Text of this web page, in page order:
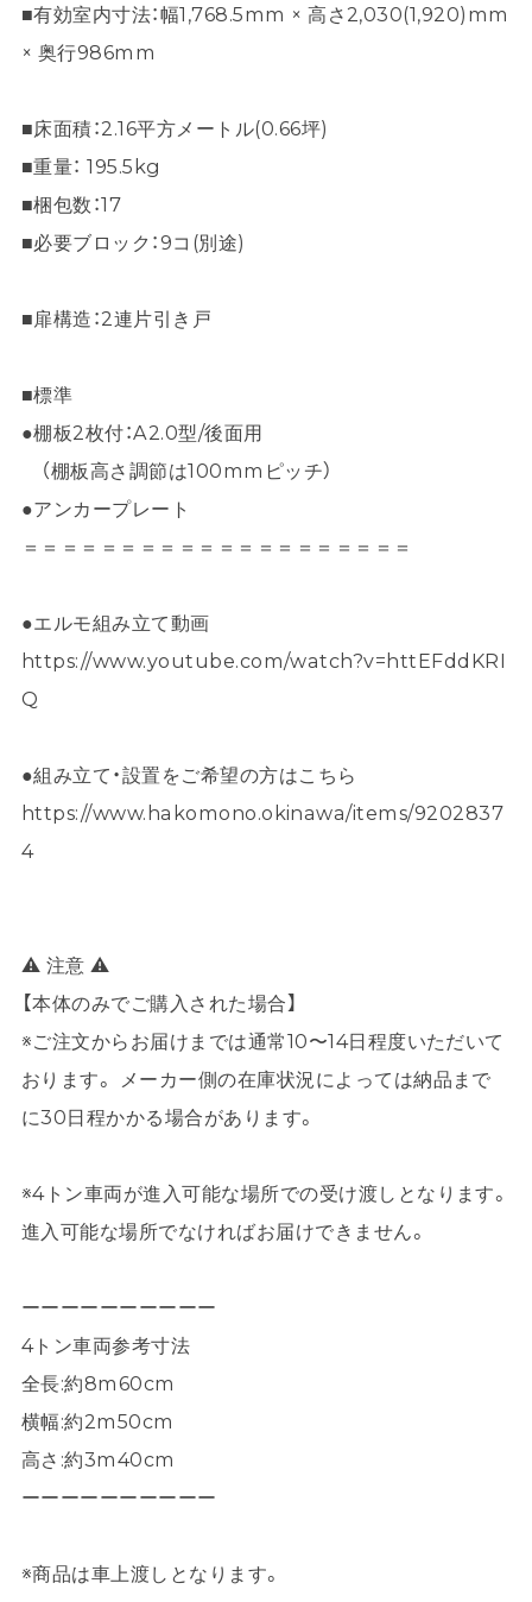
■有効室内寸法：幅1,768.5mm × 高さ2,030(1,920)mm
× 奥行986mm
■床面積：2.16平方メートル(0.66坪)
■重量： 195.5kg
■梱包数：17
■必要ブロック：9コ(別途)
■扉構造：2連片引き戸
■標準
●棚板2枚付：A2.0型/後面用
（棚板高さ調節は100mmピッチ）
●アンカープレート
＝＝＝＝＝＝＝＝＝＝＝＝＝＝＝＝＝＝＝＝
●エルモ組み立て動画
https://www.youtube.com/watch?v=httEFddKRI
Q
●組み立て・設置をご希望の方はこちら
https://www.hakomono.okinawa/items/9202837
4
⚠ 注意 ⚠
【本体のみでご購入された場合】
※ご注文からお届けまでは通常10〜14日程度いただいて
おります。 メーカー側の在庫状況によっては納品まで
に30日程かかる場合があります。
※4トン車両が進入可能な場所での受け渡しとなります。
進入可能な場所でなければお届けできません。
ーーーーーーーーーー
4トン車両参考寸法
全長:約8m60cm
横幅:約2m50cm
高さ:約3m40cm
ーーーーーーーーーー
※商品は車上渡しとなります。